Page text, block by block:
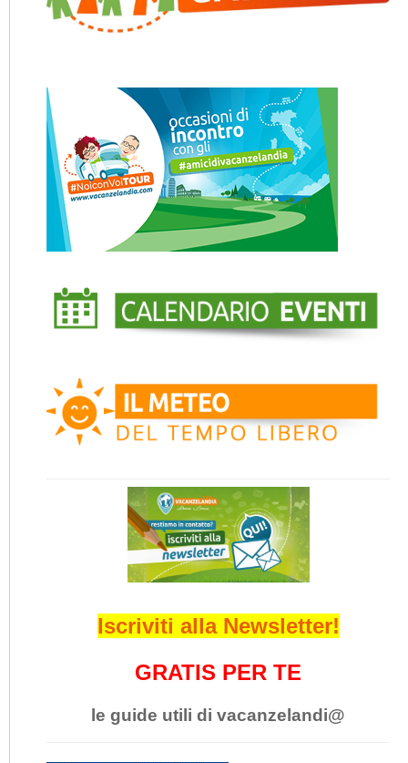
Iscriviti alla Newsletter!
GRATIS PER TE
le guide utili di vacanzelandi@